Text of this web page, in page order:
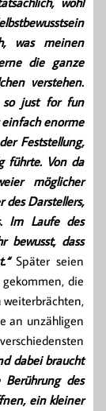
was meinen
die ganze
verstehen.
so just for fun
enorme
Feststellung,
führte. Von da
möglicher
Darstellers,
Im Laufe des
bewusst, dass
Später seien
die
an unzähligen
dabei braucht
des
ein kleiner